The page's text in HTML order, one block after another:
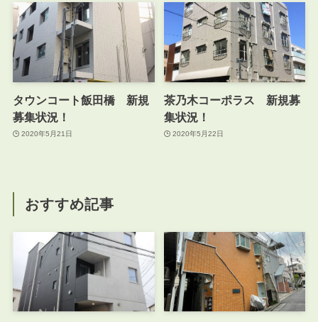
タウンコート飯田橋 新規
募集状況！
2020年5月21日
茶乃木コーポラス 新規募
集状況！
2020年5月22日
おすすめ記事